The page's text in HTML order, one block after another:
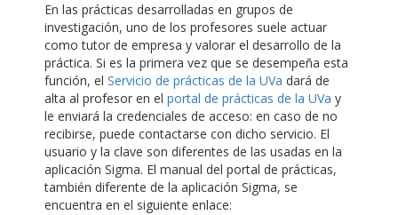
En las prácticas desarrolladas en grupos de
investigación, uno de los profesores suele actuar
como tutor de empresa y valorar el desarrollo de la
práctica. Si es la primera vez que se desempeña esta
función, el Servicio de prácticas de la UVa dará de
alta al profesor en el portal de prácticas de la UVa y
le enviará la credenciales de acceso: en caso de no
recibirse, puede contactarse con dicho servicio. El
usuario y la clave son diferentes de las usadas en la
aplicación Sigma. El manual del portal de prácticas,
también diferente de la aplicación Sigma, se
encuentra en el siguiente enlace: